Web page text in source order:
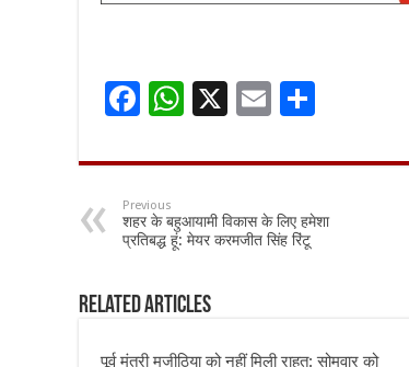
F
e
b
o
k
W
at
sA
p
X
E
ai
l
ar
Previous
शहर के बहुआयामी विकास के लिए हमेशा
प्रतिबद्ध हूं: मेयर करमजीत सिंह रिंटू
Related Articles
पूर्व मंत्री मजीठिया को नहीं मिली राहत: सोमवार को